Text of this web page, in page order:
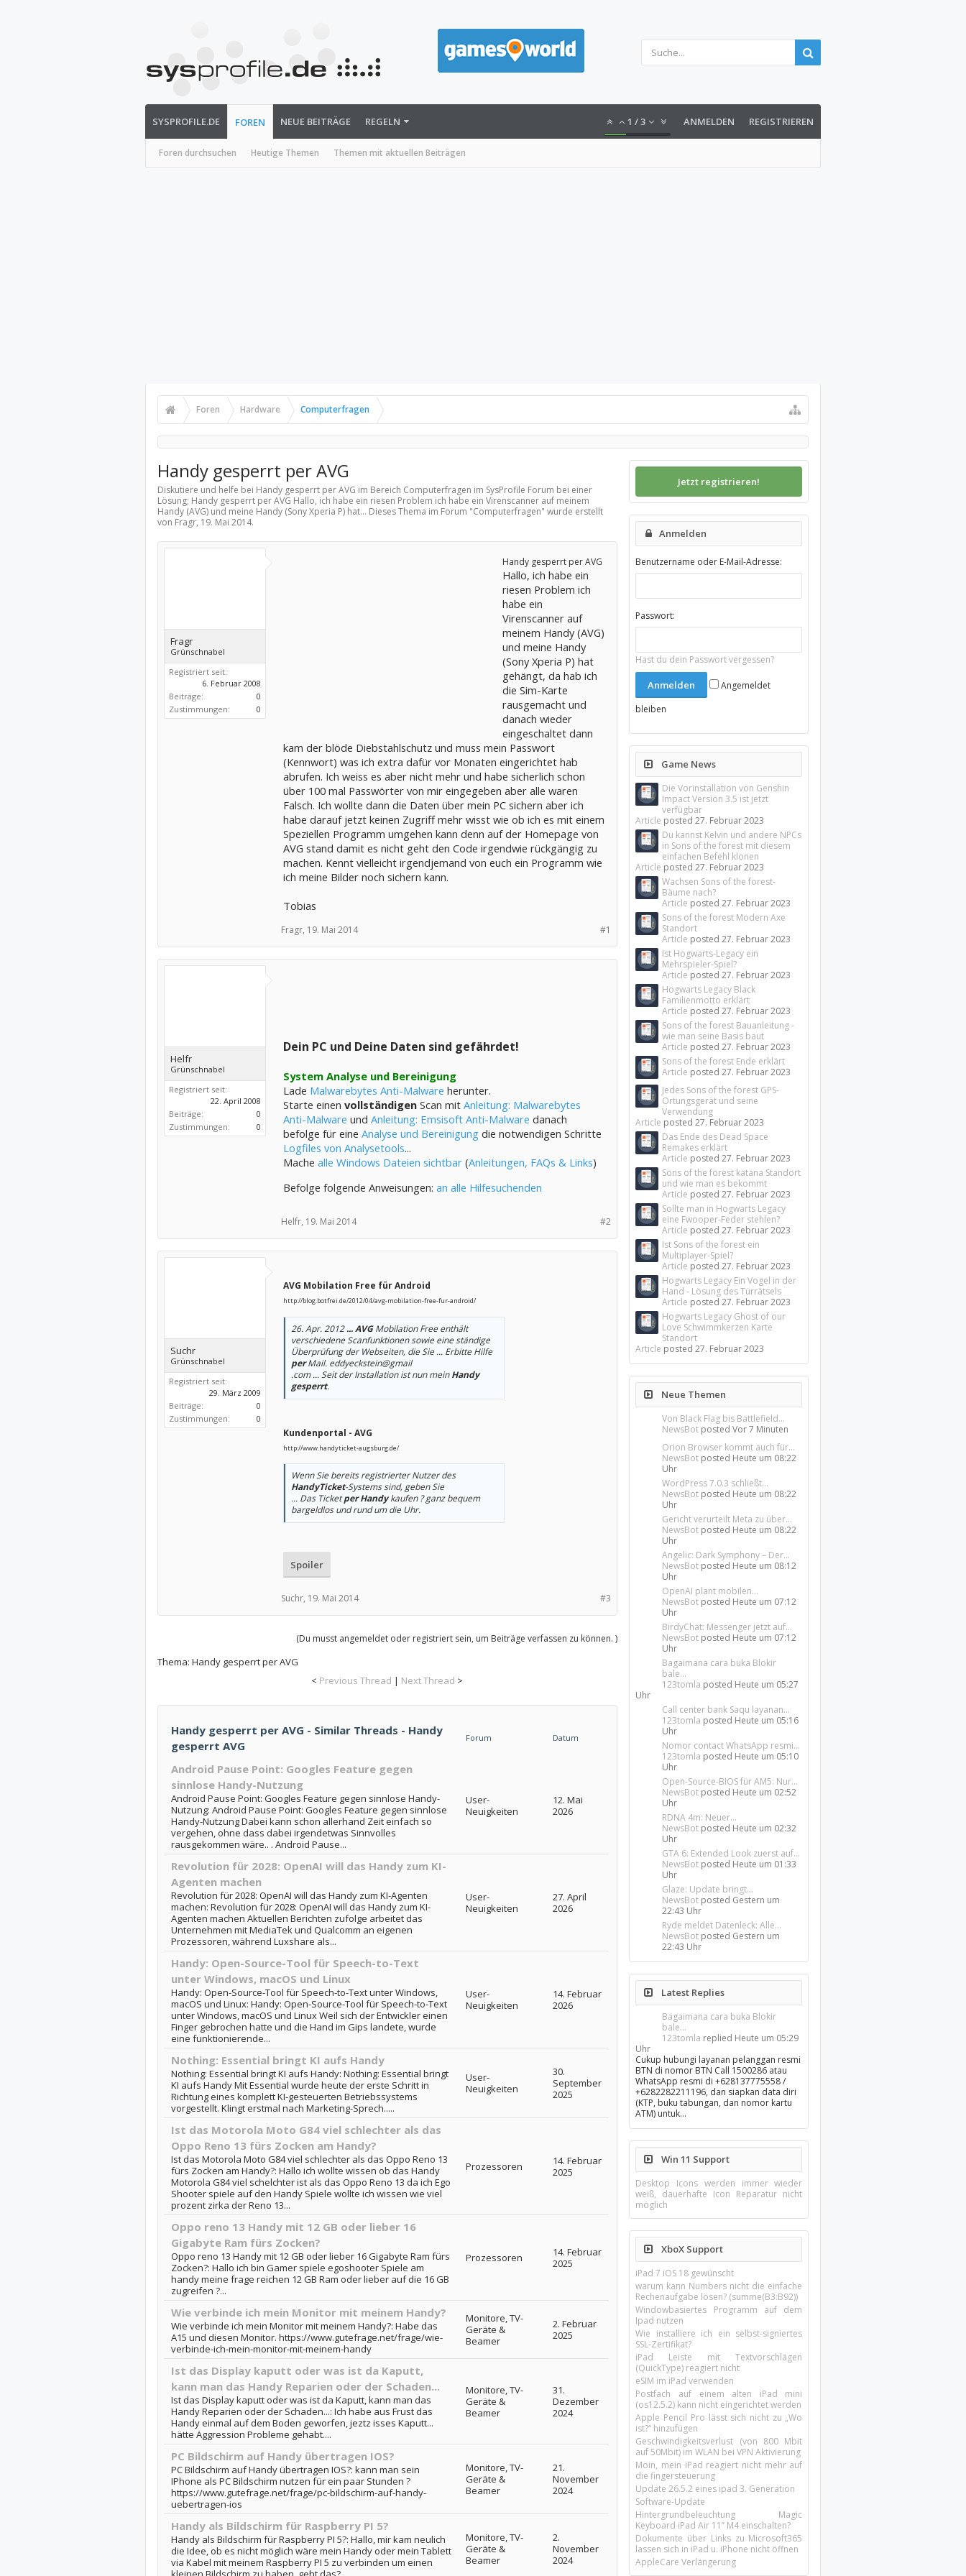
SYSPROFILE.DE FOREN
Foren durchsuchen Heutige Themen Themen mit aktuellen Beiträgen
NEUE BEITRÄGE REGELN 1 /3 ANMELDEN REGISTRIEREN
Foren Hardware Computerfragen
Handy gesperrt per AVG
Diskutiere und helfe bei Handy gesperrt per AVG im Bereich Computerfragen im SysProfile Forum bei einer
Lösung; Handy gesperrt per AVG Hallo, ich habe ein riesen Problem ich habe ein Virenscanner auf meinem
Handy (AVG) und meine Handy (Sony Xperia P) hat... Dieses Thema im Forum "Computerfragen" wurde erstellt
von Fragr, 19. Mai 2014.
Fragr
Grünschnabel
Registriert seit:
6. Februar 2008
Beiträge:
0
Zustimmungen:
0
Handy gesperrt per AVG
Hallo, ich habe ein
riesen Problem ich
habe ein
Virenscanner auf
meinem Handy (AVG)
und meine Handy
(Sony Xperia P) hat
gehängt, da hab ich
die Sim-Karte
rausgemacht und
danach wieder
eingeschaltet dann
kam der blöde Diebstahlschutz und muss mein Passwort
(Kennwort) was ich extra dafür vor Monaten eingerichtet hab
abrufen. Ich weiss es aber nicht mehr und habe sicherlich schon
über 100 mal Passwörter von mir eingegeben aber alle waren
Falsch. Ich wollte dann die Daten über mein PC sichern aber ich
habe darauf jetzt keinen Zugriff mehr wisst wie ob ich es mit einem
Speziellen Programm umgehen kann denn auf der Homepage von
AVG stand damit es nicht geht den Code irgendwie rückgängig zu
machen. Kennt vielleicht irgendjemand von euch ein Programm wie
ich meine Bilder noch sichern kann.
Tobias
#1
Fragr, 19. Mai 2014
Helfr
Grünschnabel
Registriert seit:
22. April 2008
Beiträge:
0
Zustimmungen:
0
Dein PC und Deine Daten sind gefährdet!
System Analyse und Bereinigung
Lade Malwarebytes Anti-Malware herunter.
Starte einen vollständigenScan mit Anleitung: Malwarebytes
Anti-Malware und Anleitung: Emsisoft Anti-Malware danach
befolge für eine Analyse und Bereinigungdie notwendigen Schritte
Logfiles von Analysetools...
Mache alle Windows Dateien sichtbar(Anleitungen, FAQs & Links)
Befolge folgende Anweisungen: an alle Hilfesuchenden
#2
Helfr, 19. Mai 2014
Suchr
Grünschnabel
Registriert seit:
29. März 2009
Beiträge:
0
Zustimmungen:
0
AVG Mobilation Free für Android
http://blog.botfrei.de/2012/04/avg-mobilation-free-fur-android/
26. Apr. 2012... AVGMobilation Free enthält
verschiedene Scanfunktionen sowie eine ständige
Überprüfung der Webseiten, die Sie ... Erbitte Hilfe
perMail. eddyeckstein@gmail
.com ... Seit der Installation ist nun meinHandy
gesperrt.
Kundenportal - AVG
http://www.handyticket-augsburg.de/
Wenn Sie bereits registrierter Nutzer des
HandyTicket-Systems sind, geben Sie
... Das Ticketper Handykaufen ? ganz bequem
bargeldlos und rund um die Uhr.
Spoiler
#3
Suchr, 19. Mai 2014
(Du musst angemeldet oder registriert sein, um Beiträge verfassen zu können. )
Thema: Handy gesperrt per AVG
< Previous Thread | Next Thread >
Handy gesperrt per AVG - Similar Threads - Handy
gesperrt AVG
Forum Datum
Android Pause Point: Googles Feature gegen
sinnlose Handy-Nutzung
Android Pause Point: Googles Feature gegen sinnlose Handy-
Nutzung: Android Pause Point: Googles Feature gegen sinnlose
Handy-Nutzung Dabei kann schon allerhand Zeit einfach so
vergehen, ohne dass dabei irgendetwas Sinnvolles
rausgekommen wäre.. . Android Pause...
User-
Neuigkeiten
12. Mai
2026
Revolution für 2028: OpenAI will das Handy zum KI-
Agenten machen
Revolution für 2028: OpenAI will das Handy zum KI-Agenten
machen: Revolution für 2028: OpenAI will das Handy zum KI-
Agenten machen Aktuellen Berichten zufolge arbeitet das
Unternehmen mit MediaTek und Qualcomm an eigenen
Prozessoren, während Luxshare als...
User-
Neuigkeiten
27. April
2026
Handy: Open-Source-Tool für Speech-to-Text
unter Windows, macOS und Linux
Handy: Open-Source-Tool für Speech-to-Text unter Windows,
macOS und Linux: Handy: Open-Source-Tool für Speech-to-Text
unter Windows, macOS und Linux Weil sich der Entwickler einen
Finger gebrochen hatte und die Hand im Gips landete, wurde
eine funktionierende...
User-
Neuigkeiten
14. Februar
2026
Nothing: Essential bringt KI aufs Handy
Nothing: Essential bringt KI aufs Handy: Nothing: Essential bringt
KI aufs Handy Mit Essential wurde heute der erste Schritt in
Richtung eines komplett KI-gesteuerten Betriebssystems
vorgestellt. Klingt erstmal nach Marketing-Sprech.....
User-
Neuigkeiten
30.
September
2025
Ist das Motorola Moto G84 viel schlechter als das
Oppo Reno 13 fürs Zocken am Handy?
Ist das Motorola Moto G84 viel schlechter als das Oppo Reno 13
fürs Zocken am Handy?: Hallo ich wollte wissen ob das Handy
Motorola G84 viel schelchter ist als das Oppo Reno 13 da ich Ego
Shooter spiele auf den Handy Spiele wollte ich wissen wie viel
prozent zirka der Reno 13...
Prozessoren
14. Februar
2025
Oppo reno 13 Handy mit 12 GB oder lieber 16
Gigabyte Ram fürs Zocken?
Oppo reno 13 Handy mit 12 GB oder lieber 16 Gigabyte Ram fürs
Zocken?: Hallo ich bin Gamer spiele egoshooter Spiele am
handy meine frage reichen 12 GB Ram oder lieber auf die 16 GB
zugreifen ?...
Prozessoren
14. Februar
2025
Wie verbinde ich mein Monitor mit meinem Handy?
Wie verbinde ich mein Monitor mit meinem Handy?: Habe das
A15 und diesen Monitor. https://www.gutefrage.net/frage/wie-
verbinde-ich-mein-monitor-mit-meinem-handy
Monitore, TV-
Geräte &
Beamer
2. Februar
2025
Ist das Display kaputt oder was ist da Kaputt,
kann man das Handy Reparien oder der Schaden...
Ist das Display kaputt oder was ist da Kaputt, kann man das
Handy Reparien oder der Schaden...: Ich habe aus Frust das
Handy einmal auf dem Boden geworfen, jeztz isses Kaputt...
hätte Aggression Probleme gehabt....
Monitore, TV-
Geräte &
Beamer
31.
Dezember
2024
PC Bildschirm auf Handy übertragen IOS?
PC Bildschirm auf Handy übertragen IOS?: kann man sein
IPhone als PC Bildschirm nutzen für ein paar Stunden ?
https://www.gutefrage.net/frage/pc-bildschirm-auf-handy-
uebertragen-ios
Monitore, TV-
Geräte &
Beamer
21.
November
2024
Handy als Bildschirm für Raspberry PI 5?
Handy als Bildschirm für Raspberry PI 5?: Hallo, mir kam neulich
die Idee, ob es nicht möglich wäre mein Handy oder mein Tablett
via Kabel mit meinem Raspberry PI 5 zu verbinden um einen
Monitore, TV-
Geräte &
Beamer
2.
November
2024
Jetzt registrieren!
Anmelden
Benutzername oder E-Mail-Adresse:
Passwort:
Hast du dein Passwort vergessen?
Angemeldet
bleiben
Game News
Die Vorinstallation von Genshin
Impact Version 3.5 ist jetzt
verfügbar
Article posted27. Februar 2023
Du kannst Kelvin und andere NPCs
in Sons of the forest mit diesem
einfachen Befehl klonen
Article posted27. Februar 2023
Wachsen Sons of the forest-
Bäume nach?
Article posted27. Februar 2023
Sons of the forest Modern Axe
Standort
Article posted27. Februar 2023
Ist Hogwarts-Legacy ein
Mehrspieler-Spiel?
Article posted27. Februar 2023
Hogwarts Legacy Black
Familienmotto erklärt
Article posted27. Februar 2023
Sons of the forest Bauanleitung -
wie man seine Basis baut
Article posted27. Februar 2023
Sons of the forest Ende erklärt
Article posted27. Februar 2023
Jedes Sons of the forest GPS-
Ortungsgerät und seine
Verwendung
Article posted27. Februar 2023
Das Ende des Dead Space
Remakes erklärt
Article posted27. Februar 2023
Sons of the forest katana Standort
und wie man es bekommt
Article posted27. Februar 2023
Sollte man in Hogwarts Legacy
eine Fwooper-Feder stehlen?
Article posted27. Februar 2023
Ist Sons of the forest ein
Multiplayer-Spiel?
Article posted27. Februar 2023
Hogwarts Legacy Ein Vogel in der
Hand - Lösung des Türrätsels
Article posted27. Februar 2023
Hogwarts Legacy Ghost of our
Love Schwimmkerzen Karte
Standort
Article posted27. Februar 2023
Neue Themen
Von Black Flag bis Battlefield...
NewsBot postedVor 7 Minuten
Orion Browser kommt auch für...
NewsBot posted Heute um 08:22
Uhr
WordPress 7.0.3 schließt...
NewsBot posted Heute um 08:22
Uhr
Gericht verurteilt Meta zu über...
NewsBot posted Heute um 08:22
Uhr
Angelic: Dark Symphony – Der...
NewsBot posted Heute um 08:12
Uhr
OpenAI plant mobilen...
NewsBot posted Heute um 07:12
Uhr
BirdyChat: Messenger jetzt auf...
NewsBot posted Heute um 07:12
Uhr
Bagaimana cara buka Blokir
bale...
123tomla posted Heute um 05:27
Uhr
Call center bank Saqu layanan...
123tomla posted Heute um 05:16
Uhr
Nomor contact WhatsApp resmi...
123tomla posted Heute um 05:10
Uhr
Open-Source-BIOS für AM5: Nur...
NewsBot posted Heute um 02:52
Uhr
RDNA 4m: Neuer...
NewsBot posted Heute um 02:32
Uhr
GTA 6: Extended Look zuerst auf...
NewsBot posted Heute um 01:33
Uhr
Glaze: Update bringt...
NewsBot posted Gestern um
22:43 Uhr
Ryde meldet Datenleck: Alle...
NewsBot posted Gestern um
22:43 Uhr
Latest Replies
Bagaimana cara buka Blokir
bale...
123tomla replied Heute um 05:29
Uhr
Cukup hubungi layanan pelanggan resmi
BTN di nomor BTN Call 1500286 atau
WhatsApp resmi di +628137775558 /
+6282282211196, dan siapkan data diri
(KTP, buku tabungan, dan nomor kartu
ATM) untuk…
Win 11 Support
Desktop Icons werden immer wieder
weiß, dauerhafte Icon Reparatur nicht
möglich
XboX Support
iPad 7 iOS 18 gewünscht
warum kann Numbers nicht die einfache
Rechenaufgabe lösen? (summe(B3:B92))
Windowbasiertes Programm auf dem
Ipad nutzen
Wie installiere ich ein selbst-signiertes
SSL-Zertifikat?
iPad Leiste mit Textvorschlägen
(QuickType) reagiert nicht
eSIM im iPad verwenden
Postfach auf einem alten iPad mini
(os12.5.2) kann nicht eingerichtet werden
Apple Pencil Pro lässt sich nicht zu „Wo
ist?“ hinzufügen
Geschwindigkeitsverlust (von 800 Mbit
auf 50Mbit) im WLAN bei VPN Aktivierung
Moin, mein iPad reagiert nicht mehr auf
die fingersteuerung
Update 26.5.2 eines ipad 3. Generation
Software-Update
Hintergrundbeleuchtung Magic
Keyboard iPad Air 11’’ M4 einschalten?
Dokumente über Links zu Microsoft365
lassen sich in iPad u. iPhone nicht öffnen
AppleCare Verlängerung